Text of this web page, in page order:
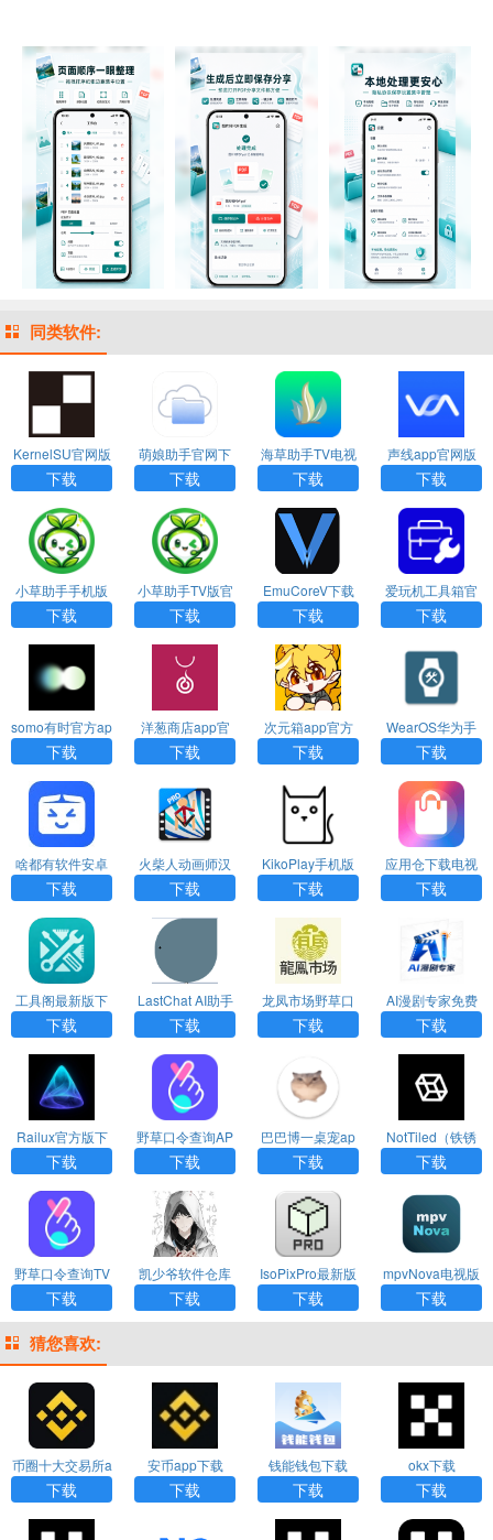
同类软件:
KernelSU官网版
下载
下载
萌娘助手官网下
载安装最新版
下载
海草助手TV电视
版下载
下载
声线app官网版
下载
下载
小草助手手机版
官网下载
下载
小草助手TV版官
方下载
下载
EmuCoreV下载
下载
爱玩机工具箱官
网下载
下载
somo有时官方ap
p下载
下载
洋葱商店app官
方版下载
下载
次元箱app官方
版下载
下载
WearOS华为手
表下载
下载
啥都有软件安卓
版
下载
火柴人动画师汉
化版下载
下载
KikoPlay手机版
下载
下载
应用仓下载电视
下载
工具阁最新版下
载
下载
LastChat AI助手
APP官方版
下载
龙凤市场野草口
令版免费下载安
装
下载
AI漫剧专家免费
版下载
下载
Railux官方版下
载
下载
野草口令查询AP
PTV版下载
下载
巴巴博一桌宠ap
p手机版下载
下载
NotTiled（铁锈
战争地图编辑
器）中文版
下载
野草口令查询TV
版app下载
下载
凯少爷软件仓库
最新版
下载
IsoPixPro最新版
下载
下载
mpvNova电视版
下载
下载
猜您喜欢:
币圈十大交易所a
pp下载
下载
安币app下载
下载
钱能钱包下载
下载
okx下载
下载